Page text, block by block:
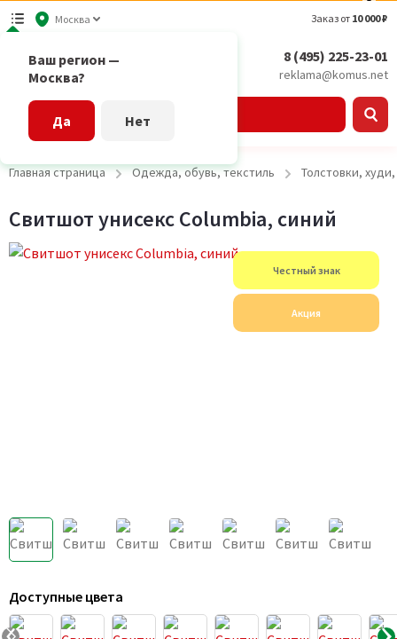
Москва
Ваш регион —
Москва?
Да Нет
Заказ от 10 000 ₽
8 (495) 225-23-01
reklama@komus.net
Главная страница Одежда, обувь, текстиль Толстовки,
Свитшот унисекс Columbia, синий
Честный знак
Акция
Доступные цвета